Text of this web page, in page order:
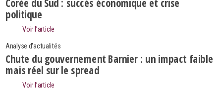
Corée du Sud : succès économique et crise
politique
Voir l’article
Analyse d'actualités
Chute du gouvernement Barnier : un impact faible
mais réel sur le spread
Voir l’article
Search